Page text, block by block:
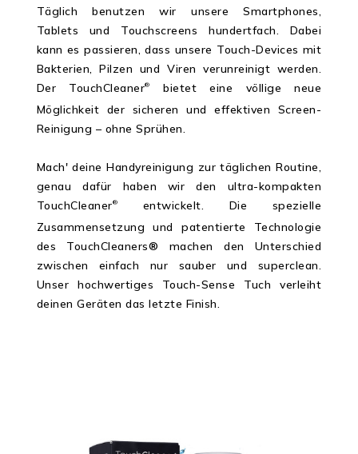
Täglich benutzen wir unsere Smartphones,
Tablets und Touchscreens hundertfach. Dabei
kann es passieren, dass unsere Touch-Devices mit
Bakterien, Pilzen und Viren verunreinigt werden.
Der TouchCleaner®
bietet eine völlige neue
Möglichkeit der sicheren und effektiven Screen-
Reinigung – ohne Sprühen.
Mach' deine Handyreinigung zur täglichen Routine,
genau dafür haben wir den ultra-kompakten
TouchCleaner®
entwickelt. Die spezielle
Zusammensetzung und patentierte Technologie
des TouchCleaners® machen den Unterschied
zwischen einfach nur sauber und superclean.
Unser hochwertiges Touch-Sense Tuch verleiht
deinen Geräten das letzte Finish.